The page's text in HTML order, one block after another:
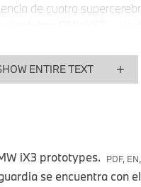
de cuatro
de elevar el placer de
Reichelt, Jefe de la
de BMW,
ENTIRE TEXT
iX3 prototypes.
PDF,